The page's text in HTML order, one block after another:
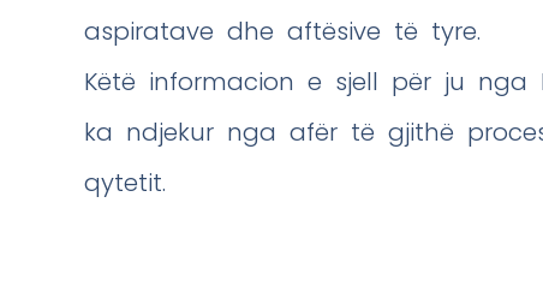
aspiratave dhe aftësive të tyre.
Këtë informacion e sjell për ju nga
ka ndjekur nga afër të gjithë
qytetit.